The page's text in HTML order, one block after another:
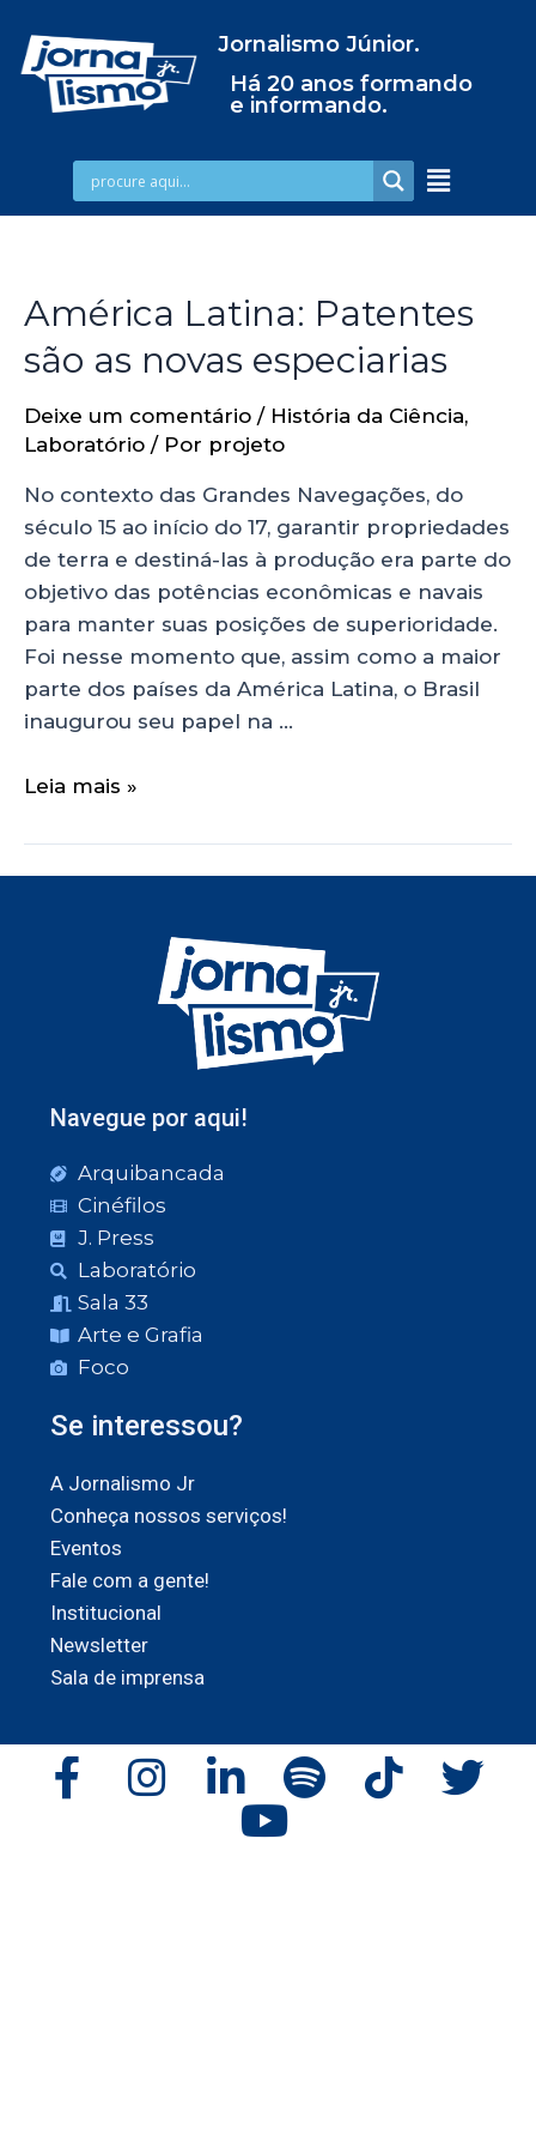
Jornalismo Júnior.
Há 20 anos formando
e informando.
América Latina: Patentes
são as novas especiarias
Deixe um comentário / História da Ciência,
Laboratório / Por projeto
No contexto das Grandes Navegações, do
século 15 ao início do 17, garantir propriedades
de terra e destiná-las à produção era parte do
objetivo das potências econômicas e navais
para manter suas posições de superioridade.
Foi nesse momento que, assim como a maior
parte dos países da América Latina, o Brasil
inaugurou seu papel na …
Leia mais »
Navegue por aqui!
Arquibancada
Cinéfilos
J. Press
Laboratório
Sala 33
Arte e Grafia
Foco
Se interessou?
A Jornalismo Jr
Conheça nossos serviços!
Eventos
Fale com a gente!
Institucional
Newsletter
Sala de imprensa